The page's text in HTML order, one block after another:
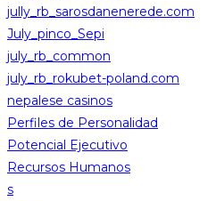
jully_rb_sarosdanenerede.com
July_pinco_Sepi
july_rb_common
july_rb_rokubet-poland.com
nepalese casinos
Perfiles de Personalidad
Potencial Ejecutivo
Recursos Humanos
s